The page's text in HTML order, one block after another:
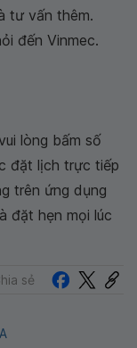
tư vấn thêm.
đến Vinmec.
lòng bấm số
đặt lịch trực tiếp
trên ứng dụng
đặt hẹn mọi lúc
sẻ